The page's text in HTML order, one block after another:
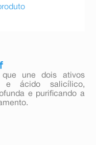
que une dois ativos
e ácido salicílico,
e purificando a